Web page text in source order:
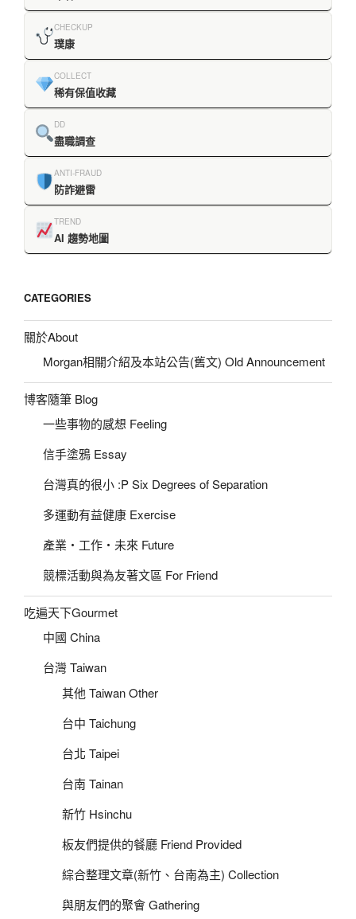
CHECKUP
璞康
COLLECT
稀有保值收藏
DD
盡職調查
ANTI-FRAUD
防詐避雷
TREND
AI 趨勢地圖
CATEGORIES
關於About
Morgan相關介紹及本站公告(舊文) Old Announcement
博客隨筆 Blog
一些事物的感想 Feeling
信手塗鴉 Essay
台灣真的很小 :P Six Degrees of Separation
多運動有益健康 Exercise
產業‧工作‧未來 Future
競標活動與為友著文區 For Friend
吃遍天下Gourmet
中國 China
台灣 Taiwan
其他 Taiwan Other
台中 Taichung
台北 Taipei
台南 Tainan
新竹 Hsinchu
板友們提供的餐廳 Friend Provided
綜合整理文章(新竹、台南為主) Collection
與朋友們的聚會 Gathering